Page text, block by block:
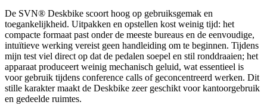
De SVN® Deskbike scoort hoog op gebruiksgemak en
toegankelijkheid. Uitpakken en opstellen kost weinig tijd: het
compacte formaat past onder de meeste bureaus en de eenvoudige,
intuïtieve werking vereist geen handleiding om te beginnen. Tijdens
mijn test viel direct op dat de pedalen soepel en stil ronddraaien; het
apparaat produceert weinig mechanisch geluid, wat essentieel is
voor gebruik tijdens conference calls of geconcentreerd werken. Dit
stille karakter maakt de Deskbike zeer geschikt voor kantoorgebruik
en gedeelde ruimtes.